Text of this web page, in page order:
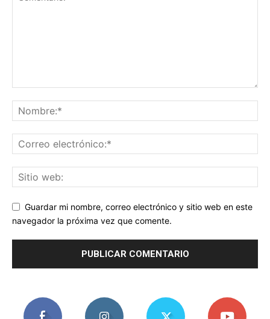
Guardar mi nombre, correo electrónico y sitio web en este
navegador la próxima vez que comente.